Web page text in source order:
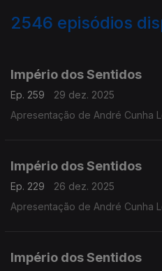
2546 episódios
Império dos Sentidos
Ep. 259
29 dez. 2025
Apresentação de André Cunha
Império dos Sentidos
Ep. 229
26 dez. 2025
Apresentação de André Cunha
Império dos Sentidos